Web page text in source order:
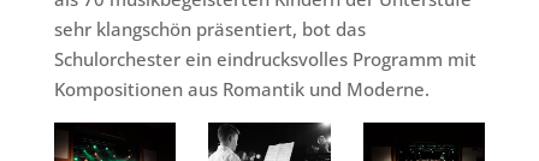
sehr klangschön präsentiert, bot das
Schulorchester ein eindrucksvolles Programm mit
Kompositionen aus Romantik und Moderne.